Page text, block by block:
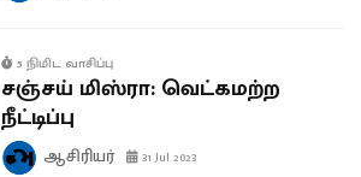
5 நிமிட வாசிப்பு
சஞ்சய் மிஸ்ரா: வெட்கமற்ற
நீட்டிப்பு
ஆசிரியர் 31 Jul 2023